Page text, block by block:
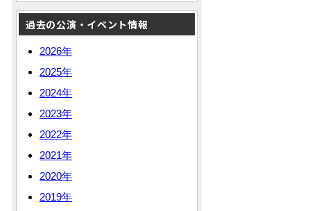
過去の公演・イベント情報
2026年
2025年
2024年
2023年
2022年
2021年
2020年
2019年